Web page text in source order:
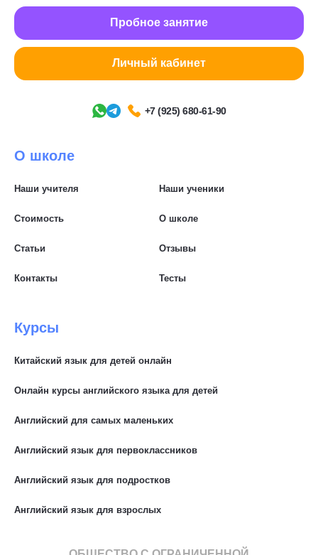
Пробное занятие
Личный кабинет
+7 (925) 680-61-90
О школе
Наши учителя Наши ученики
Стоимость О школе
Статьи Отзывы
Контакты Тесты
Курсы
Китайский язык для детей онлайн
Онлайн курсы английского языка для детей
Английский для самых маленьких
Английский язык для первоклассников
Английский язык для подростков
Английский язык для взрослых